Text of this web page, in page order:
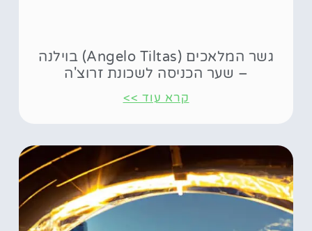
גשר המלאכים (Angelo Tiltas) בוילנה
– שער הכניסה לשכונת זרוצ'ה
קרא עוד >>